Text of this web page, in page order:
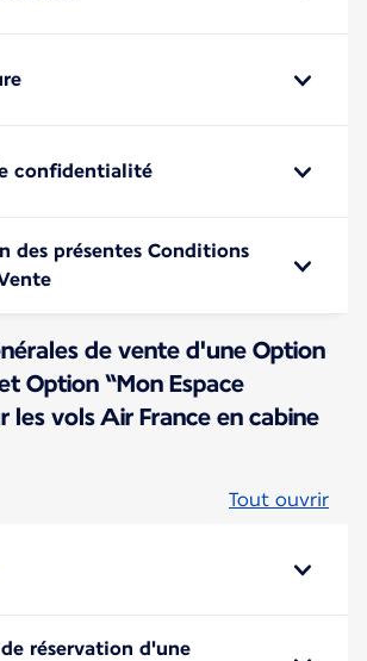
confidentialité
des présentes Conditions
de vente d'une Option
Option “Mon Espace
les vols Air France en cabine
Tout ouvrir
réservation d'une